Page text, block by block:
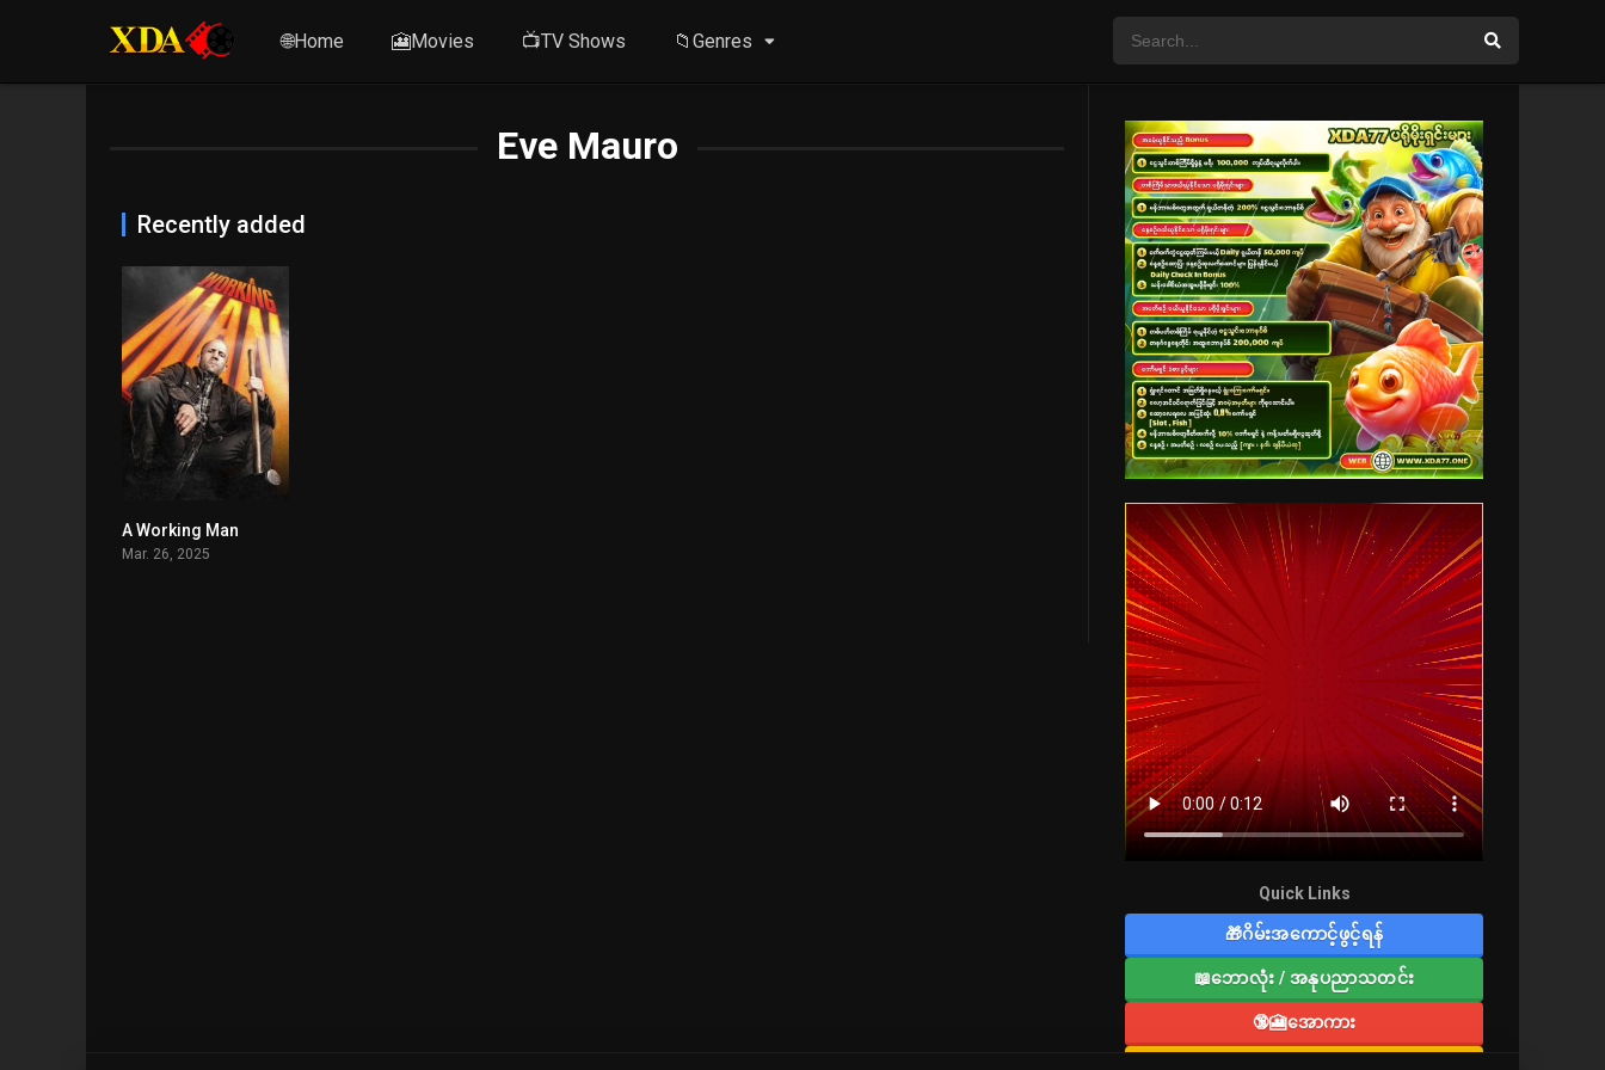
🌐Home 🎦Movies 📺TV Shows 📁Genres
Eve Mauro
Recently added
A Working Man
Mar. 26, 2025
Quick Links
🎁ဂိမ်းအကောင့်ဖွင့်ရန်
📖ဘောလုံး / အနုပညာသတင်း
🔞🎦အောကား